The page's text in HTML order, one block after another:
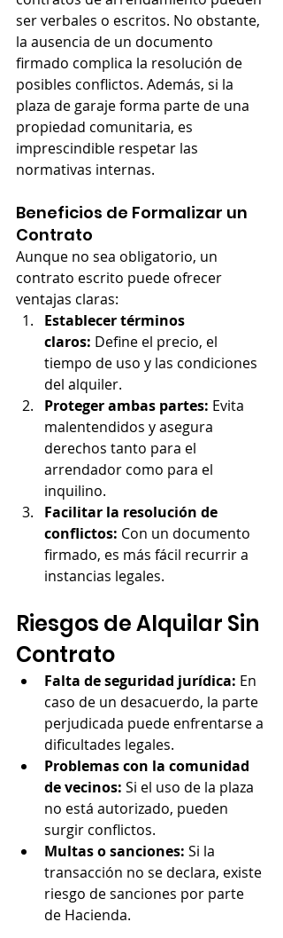
ser verbales o escritos. No obstante,
la ausencia de un documento
firmado complica la resolución de
posibles conflictos. Además, si la
plaza de garaje forma parte de una
propiedad comunitaria, es
imprescindible respetar las
normativas internas.
Beneficios de Formalizar un
Contrato
Aunque no sea obligatorio, un
contrato escrito puede ofrecer
ventajas claras:
Establecer términos
claros: Define el precio, el
tiempo de uso y las condiciones
del alquiler.
Proteger ambas partes: Evita
malentendidos y asegura
derechos tanto para el
arrendador como para el
inquilino.
Facilitar la resolución de
conflictos: Con un documento
firmado, es más fácil recurrir a
instancias legales.
Riesgos de Alquilar Sin
Contrato
Falta de seguridad jurídica: En
caso de un desacuerdo, la parte
perjudicada puede enfrentarse a
dificultades legales.
Problemas con la comunidad
de vecinos: Si el uso de la plaza
no está autorizado, pueden
surgir conflictos.
Multas o sanciones: Si la
transacción no se declara, existe
riesgo de sanciones por parte
de Hacienda.